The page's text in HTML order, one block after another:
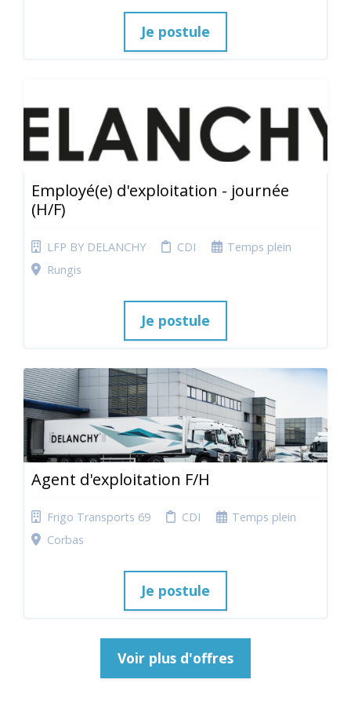
Je postule
Employé(e) d'exploitation - journée
(H/F)
LFP BY DELANCHY CDI
Temps plein
Rungis
Je postule
Agent d'exploitation F/H
Frigo Transports 69 CDI
Temps plein
Corbas
Je postule
Voir plus d'offres